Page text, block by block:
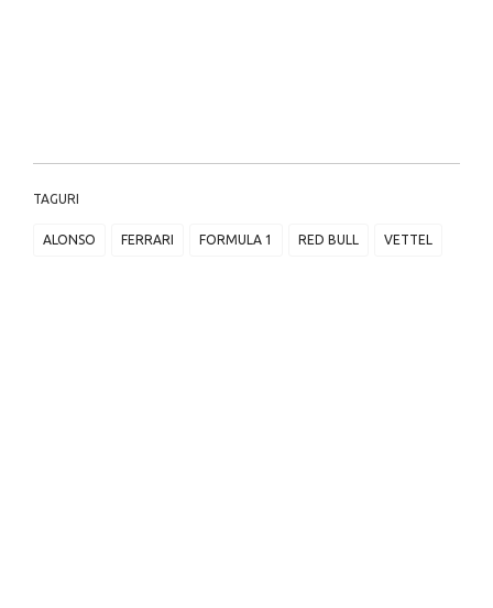
TAGURI
ALONSO FERRARI FORMULA 1 RED BULL VETTEL